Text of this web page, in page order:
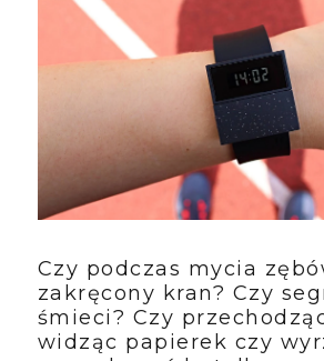
Czy podczas mycia
zakręcony kran? Czy
śmieci? Czy
widząc papierek czy